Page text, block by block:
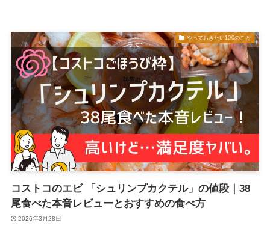
やっておきたい100のこと
コストコのエビ 「シュリンプカクテル」の値段｜38
尾食べた本音レビューとおすすめの食べ方
2026年3月28日